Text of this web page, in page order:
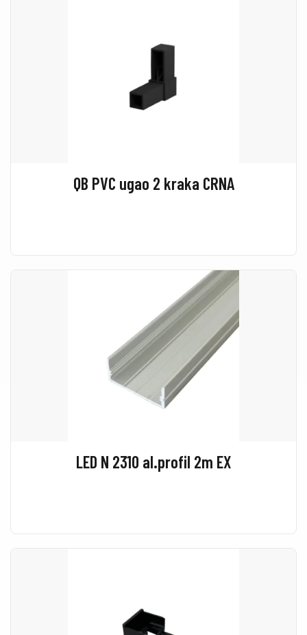
QB PVC ugao 2 kraka CRNA
LED N 2310 al.profil 2m EX